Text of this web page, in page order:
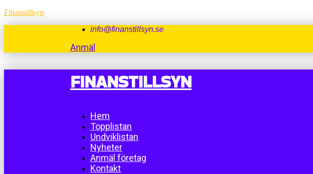
Finanstillsyn
info@finanstillsyn.se
Anmäl
FINANSTILLSYN
Hem
Topplistan
Undviklistan
Nyheter
Anmäl företag
Kontakt